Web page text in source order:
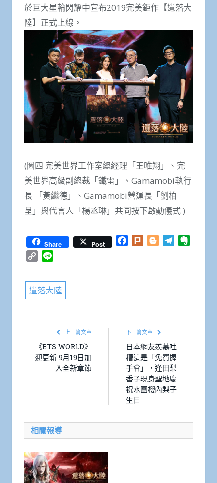
於巨大星輪閃耀中宣布2019完美鉅作【遺落大
陸】正式上線。
(圖四 完美世界工作室總經理「王唯翔」、完
美世界高級副總裁「鐵雷」、Gamamobi執行
長 「黃繼德」、Gamamobi營運長「劉柏
呈」與代言人「楊丞琳」共同按下啟動儀式 )
Share Post Facebook
Plurk BloggerTelegram
Copy
遺落大陸
上一篇文章
《BTS WORLD》
迎更新 9月19日加
入全新章節
下一篇文章
日本網友羨慕吐
槽這是「免費握
手會」，逢田梨
香子現身聖地慶
祝水團櫻內梨子
生日
相關報導